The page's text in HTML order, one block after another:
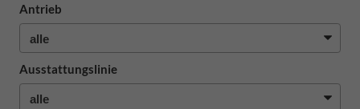
Antrieb
Ausstattungslinie